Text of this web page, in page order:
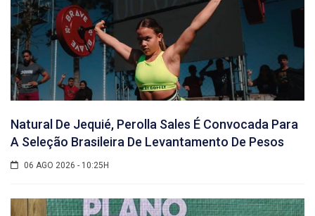
Natural De Jequié, Perolla Sales É Convocada Para
A Seleção Brasileira De Levantamento De Pesos
06 AGO 2026 - 10:25H